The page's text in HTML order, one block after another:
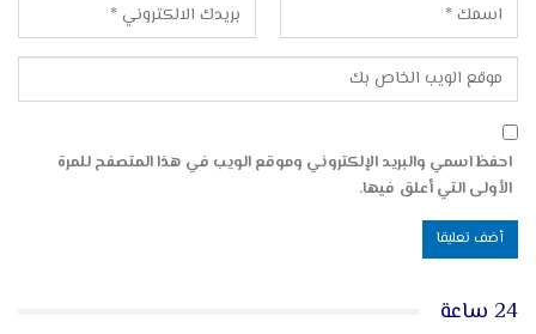
احفظ اسمي والبريد الإلكتروني وموقع الويب في هذا المتصفح للمرة
الأولى التي أعلق فيها.
24 ساعة